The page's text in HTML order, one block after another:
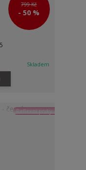
799 Kč
- 50 %
Skladem
Reflexní prvky